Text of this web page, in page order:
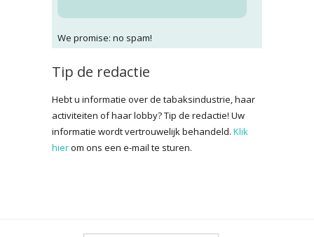
We promise: no spam!
Tip de redactie
Hebt u informatie over de tabaksindustrie, haar
activiteiten of haar lobby? Tip de redactie! Uw
informatie wordt vertrouwelijk behandeld. Klik
hierom ons een e-mail te sturen.